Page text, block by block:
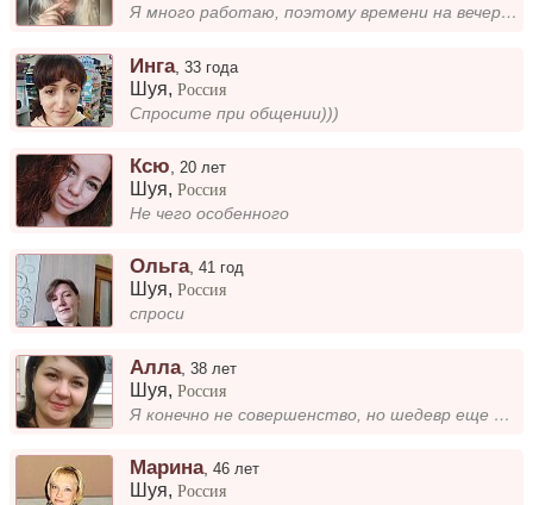
Я много работаю, поэтому времени на вечеринки и знакомства почти не остаётся. Мне важны здоровые и уважительные отношени...
Инга,33 года
Шуя,Россия
Спросите при общении)))
Ксю 20 лет
Шуя,Россия
Не чего особенного
Oльга,41 год
Шуя,Россия
спроси
Алла,38 лет
Шуя,Россия
Я конечно не совершенство, но шедевр еще тот)))
Марина,46 лет
Шуя,Россия